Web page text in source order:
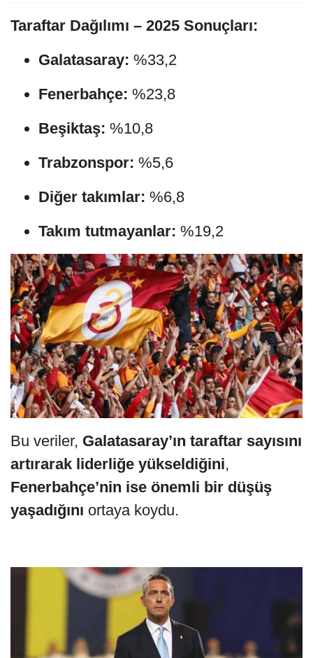
Taraftar Dağılımı – 2025 Sonuçları:
Galatasaray: %33,2
Fenerbahçe: %23,8
Beşiktaş: %10,8
Trabzonspor: %5,6
Diğer takımlar: %6,8
Takım tutmayanlar: %19,2
Bu veriler, Galatasaray’ın taraftar sayısını
artırarak liderliğe yükseldiğini,
Fenerbahçe’nin ise önemli bir düşüş
yaşadığını ortaya koydu.